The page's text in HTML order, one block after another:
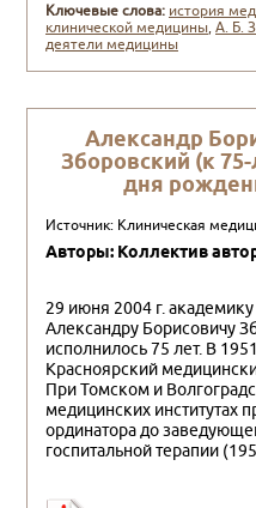
Ключевые слова: история
клинической медицины,А. Б.
деятели медицины
Александр
Зборовский (к
дня
Источник: Клиническая
Авторы: Коллектив
29 июня 2004 г.
Александру Бори­совичу
исполнилось 75 лет. В
Красноярский
При Томском и
медицинских институтах
ординатора до
гос­питальной терапии